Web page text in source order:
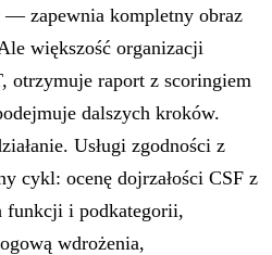
— zapewnia kompletny obraz
większość organizacji
otrzymuje raport z scoringiem
dalszych kroków.
Usługi zgodności z
cykl: ocenę dojrzałości CSF z
funkcji i podkategorii,
wdrożenia,